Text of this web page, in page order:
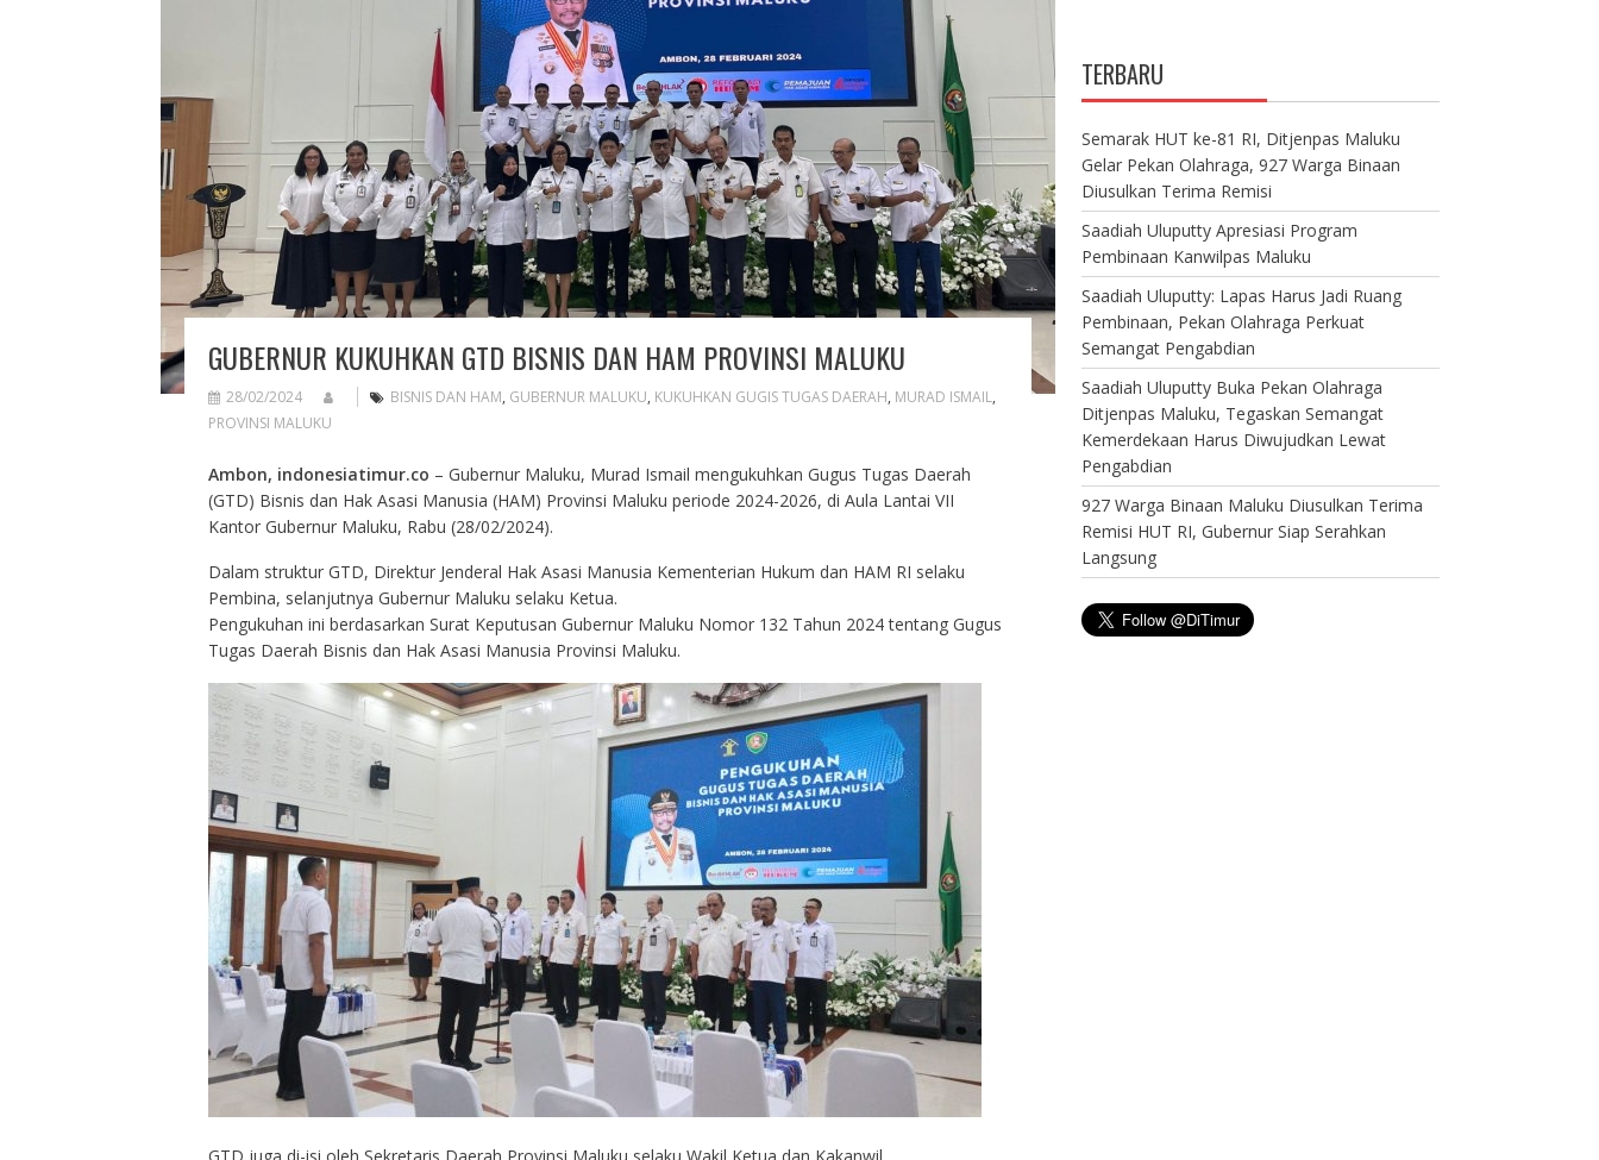
GUBERNUR KUKUHKAN GTD BISNIS DAN HAM PROVINSI MALUKU
28/02/2024 BISNIS DAN HAM, GUBERNUR MALUKU, KUKUHKAN GUGIS TUGAS DAERAH, MURAD ISMAIL,
PROVINSI MALUKU
Ambon, indonesiatimur.co – Gubernur Maluku, Murad Ismail mengukuhkan Gugus Tugas Daerah
(GTD) Bisnis dan Hak Asasi Manusia (HAM) Provinsi Maluku periode 2024-2026, di Aula Lantai VII
Kantor Gubernur Maluku, Rabu (28/02/2024).
Dalam struktur GTD, Direktur Jenderal Hak Asasi Manusia Kementerian Hukum dan HAM RI selaku
Pembina, selanjutnya Gubernur Maluku selaku Ketua.
Pengukuhan ini berdasarkan Surat Keputusan Gubernur Maluku Nomor 132 Tahun 2024 tentang Gugus
Tugas Daerah Bisnis dan Hak Asasi Manusia Provinsi Maluku.
TERBARU
Semarak HUT ke-81 RI, Ditjenpas Maluku
Gelar Pekan Olahraga, 927 Warga Binaan
Diusulkan Terima Remisi
Saadiah Uluputty Apresiasi Program
Pembinaan Kanwilpas Maluku
Saadiah Uluputty: Lapas Harus Jadi Ruang
Pembinaan, Pekan Olahraga Perkuat
Semangat Pengabdian
Saadiah Uluputty Buka Pekan Olahraga
Ditjenpas Maluku, Tegaskan Semangat
Kemerdekaan Harus Diwujudkan Lewat
Pengabdian
927 Warga Binaan Maluku Diusulkan Terima
Remisi HUT RI, Gubernur Siap Serahkan
Langsung